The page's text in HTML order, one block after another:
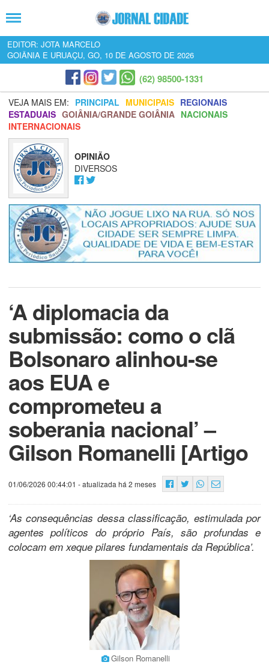
EDITOR: JOTA MARCELO
GOIÂNIA E URUAÇU, GO, 10 DE AGOSTO DE 2026
(62) 98500-1331
VEJA MAIS EM: PRINCIPAL MUNICIPAIS REGIONAIS
ESTADUAIS GOIÂNIA/GRANDE GOIÂNIA NACIONAIS
INTERNACIONAIS
OPINIÃO
DIVERSOS
‘A diplomacia da
submissão: como o clã
Bolsonaro alinhou-se
aos EUA e
comprometeu a
soberania nacional’ –
Gilson Romanelli [Artigo
01/06/2026 00:44:01 - atualizada há 2 meses
‘As consequências dessa classificação, estimulada por
agentes políticos do próprio País, são profundas e
colocam em xeque pilares fundamentais da República’.
Gilson Romanelli